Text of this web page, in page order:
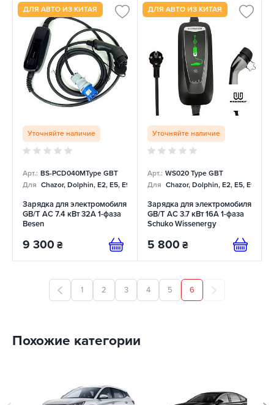
ДЛЯ АВТО ИЗ КИТАЯ
Уточняйте наличие
Арт.: BS-PCD040MType GBT
Для Chazor, Dolphin, E2, E5, E9, Mercedes
Зарядка для электромобиля
GB/T AC 7.4 кВт 32А 1-фаза
Besen
9 300 ₴
ДЛЯ АВТО ИЗ КИТАЯ
Уточняйте наличие
Арт.: WS020 Type GBT
Для Chazor, Dolphin, E2, E5, E9,
Зарядка для электромобиля
GB/T AC 3.7 кВт 16А 1-фаза
Schuko Wissenergy
5 800 ₴
1 2 3 4 5 6
Похожие категории